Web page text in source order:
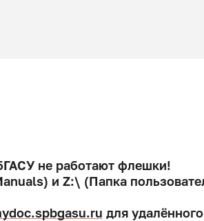
не работают флешки!
и Z:\ (Папка
для